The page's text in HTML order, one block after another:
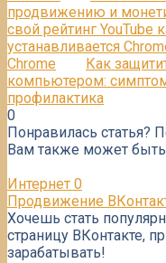
продвижению и
свой рейтинг YouTube
устанавливается
Chrome
Как
компьютером:
профилактика
0
Понравилась статья?
Вам также может быть
Интернет 0
Продвижение
Хочешь стать
страницу ВКонтакте,
зарабатывать!